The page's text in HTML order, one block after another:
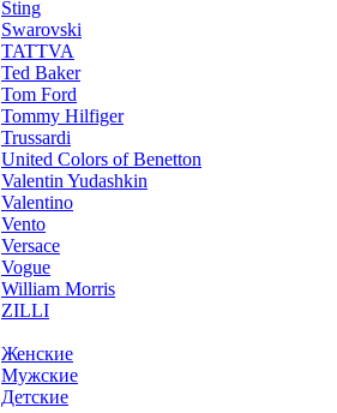
Sting
Swarovski
TATTVA
Ted Baker
Tom Ford
Tommy Hilfiger
Trussardi
United Colors of Benetton
Valentin Yudashkin
Valentino
Vento
Versace
Vogue
William Morris
ZILLI
Женские
Мужские
Детские